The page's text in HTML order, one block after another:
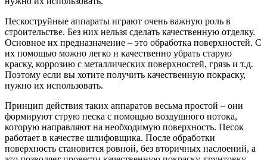
Пескоструйные аппараты играют очень важную роль в
строительстве. Без них нельзя сделать качественную отделку.
Основное их предназначение – это обработка поверхностей. С
их помощью можно легко и качественно убрать старую
краску, коррозию с металлических поверхностей, грязь и т.д.
Поэтому если вы хотите получить качественную покраску,
нужно их использовать.
Принцип действия таких аппаратов весьма простой – они
формируют струю песка с помощью воздушного потока,
которую направляют на необходимую поверхность. Песок
работает в качестве шлифовщика. После обработки
поверхность становится ровной, без вторичных наслоений, а